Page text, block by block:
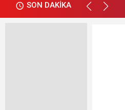
SON DAKİKA